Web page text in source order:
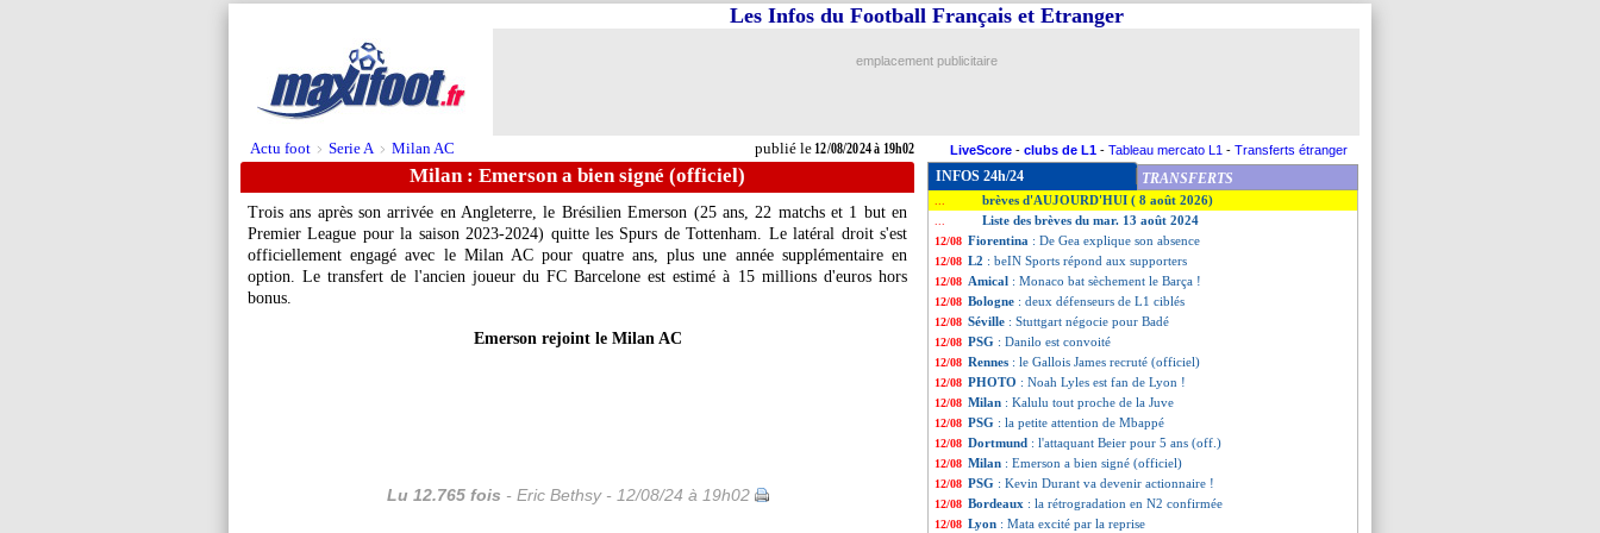
Actu foot > Serie A > Milan AC publié le12/08/2024 à 19h02
Les Infos du Football Français et Etranger
emplacement publicitaire
LiveScore - clubs de L1 - Tableau mercato L1 - Transferts étranger
Milan : Emerson a bien signé (officiel)
Trois ans après son arrivée en Angleterre, le BrésilienEmerson (25 ans, 22 matchs et 1 but en
Premier League pour la saison 2023-2024) quitte les Spurs de Tottenham. Le latéral droit s'est
officiellement engagé avec le Milan AC pour quatre ans, plus une année supplémentaire en
option. Le transfert de l'ancien joueur du FC Barcelone est estimé à 15 millions d'euros hors
bonus.
Emerson rejoint le Milan AC
Lu 12.765 fois - Eric Bethsy - 12/08/24 à 19h02
INFOS 24h/24 TRANSFERTS
brèves d'AUJOURD'HUI ( 8 août 2026)
Liste des brèves du mar. 13 août 2024
12/08 Fiorentina : De Gea explique son absence
12/08 L2 : beIN Sports répond aux supporters
12/08 Amical : Monaco bat sèchement le Barça !
12/08 Bologne : deux défenseurs de L1 ciblés
12/08 Séville : Stuttgart négocie pour Badé
12/08 PSG : Danilo est convoité
12/08 Rennes : le Gallois James recruté (officiel)
12/08 PHOTO : Noah Lyles est fan de Lyon !
12/08 Milan : Kalulu tout proche de la Juve
12/08 PSG : la petite attention de Mbappé
12/08 Dortmund : l'attaquant Beier pour 5 ans (off.)
12/08 Milan : Emerson a bien signé (officiel)
12/08 PSG : Kevin Durant va devenir actionnaire !
12/08 Bordeaux : la rétrogradation en N2 confirmée
12/08 Lyon : Mata excité par la reprise